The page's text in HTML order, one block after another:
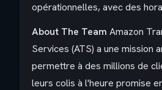
opérationnelles, avec des
About The Team Amazon
Services (ATS) a une mission
permettre à des millions de
leurs colis à l'heure promise